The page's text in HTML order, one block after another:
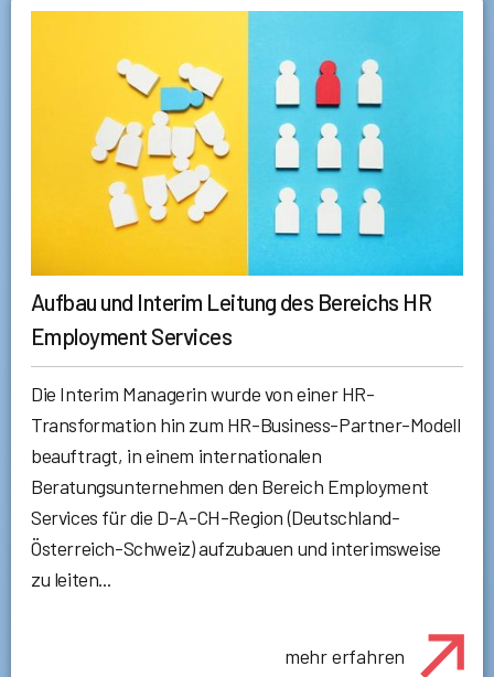
Aufbau und Interim Leitung des Bereichs HR
Employment Services
Die Interim Managerin wurde von einer HR-
Transformation hin zum HR-Business-Partner-Modell
beauftragt, in einem internationalen
Beratungsunternehmen den Bereich Employment
Services für die D-A-CH-Region (Deutschland-
Österreich-Schweiz) aufzubauen und interimsweise
zu leiten...
mehr erfahren